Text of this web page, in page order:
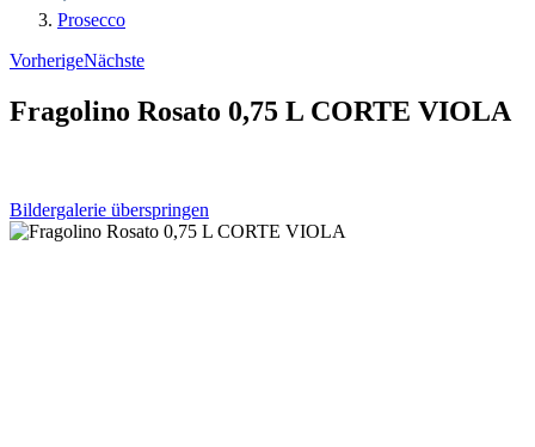
Prosecco
VorherigeNächste
Fragolino Rosato 0,75 L CORTE VIOLA
Bildergalerie überspringen